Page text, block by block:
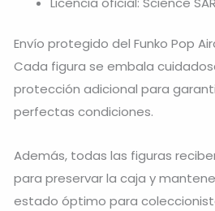
Envío protegido del Funko Pop
Cada figura se embala
protección adicional para
perfectas condiciones.
Además, todas las figuras
para preservar la caja y
estado óptimo para